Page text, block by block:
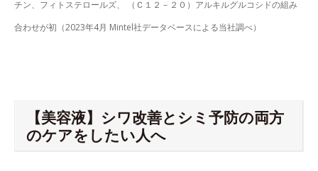
チン、フィトステロールズ、 （Ｃ１２－２０）アルキルグルコシドの組み
合わせが初（2023年4月 Mintel社データベースによる当社調べ）
【美容液】シワ改善とシミ予防の両方
のケアをしたい人へ